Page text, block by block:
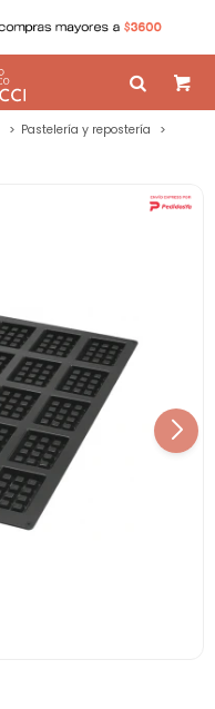
Pastelería y repostería